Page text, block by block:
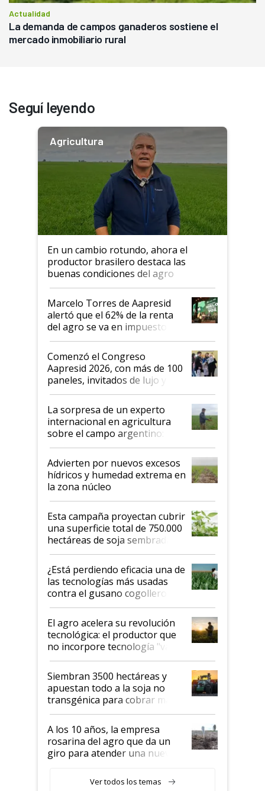
Actualidad
La demanda de campos ganaderos sostiene el
mercado inmobiliario rural
Seguí leyendo
Agricultura
En un cambio rotundo, ahora el
productor brasilero destaca las
buenas condiciones del agro
argentino para invertir: "Los veo
más motivados"
Marcelo Torres de Aapresid
alertó que el 62% de la renta
del agro se va en impuestos:
"No es bueno que en
Argentina se sigan discutiendo
las mismas cosas de hace 50
años"
Comenzó el Congreso
Aapresid 2026, con más de 100
paneles, invitados de lujo y
todas las tendencias
La sorpresa de un experto
internacional en agricultura
sobre el campo argentino:
"Estoy muy impresionado"
Advierten por nuevos excesos
hídricos y humedad extrema en
la zona núcleo
Esta campaña proyectan cubrir
una superficie total de 750.000
hectáreas de soja sembradas
con una nueva generación de
variedades que marcan un
salto tecnológico en genética y
rendimiento
¿Está perdiendo eficacia una de
las tecnologías más usadas
contra el gusano cogollero? El
desafío de una tecnología clave
El agro acelera su revolución
tecnológica: el productor que
no incorpore tecnología "va a
perder el tren"
Siembran 3500 hectáreas y
apuestan todo a la soja no
transgénica para cobrar más
por tonelada: compraron un
semillero
A los 10 años, la empresa
rosarina del agro que da un
giro para atender una nueva
Ver todos los temas